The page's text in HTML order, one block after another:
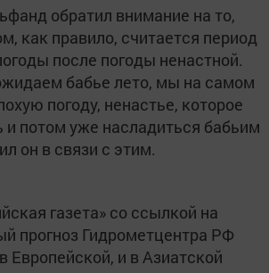
обратил внимание на то,
как правило, считается период
после погоды ненастной.
бабье лето, мы на самом
погоду, ненастье, которое
потом уже насладиться бабьим
он в связи с этим.
газета» со ссылкой на
прогноз Гидрометцентра РФ
Европейской, и в Азиатской